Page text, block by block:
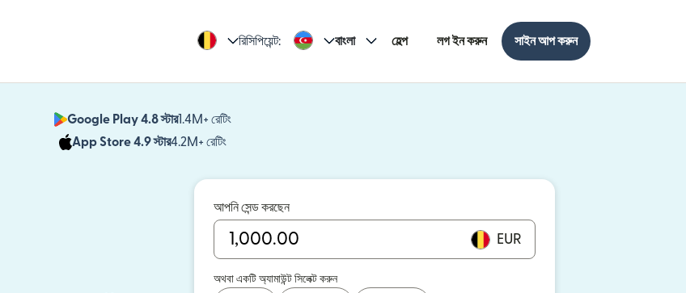
রিসিপিয়েন্ট: বাংলা হেল্প লগ ইন করুন সাইন আপ করুন
Google Play 4.8 স্টার1.4M+ রেটিং
App Store 4.9 স্টার4.2M+ রেটিং
আপনি সেন্ড করছেন
EUR
অথবা একটি অ্যামাউন্ট সিলেক্ট করুন